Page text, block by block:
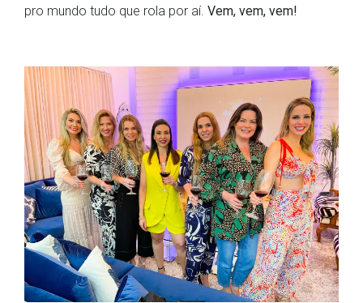
pro mundo tudo que rola por aí. Vem, vem, vem!